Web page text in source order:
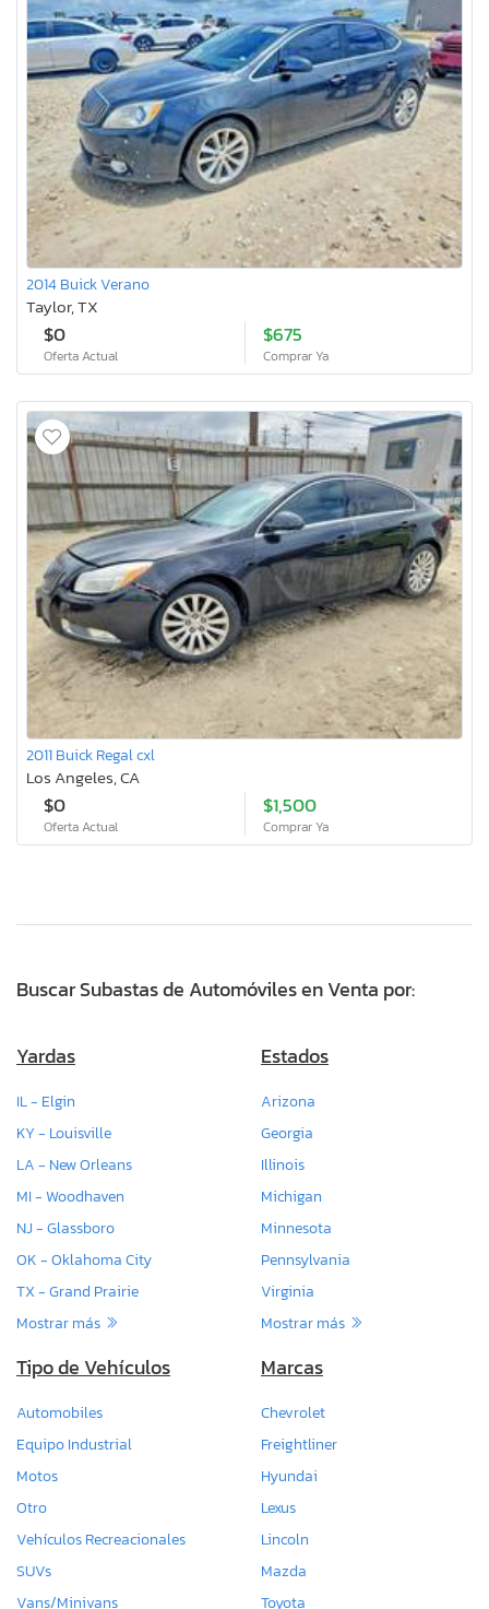
2014 Buick Verano
Taylor, TX
$0
Oferta Actual
$675
Comprar Ya
2011 Buick Regal cxl
Los Angeles, CA
$0
Oferta Actual
$1,500
Comprar Ya
Buscar Subastas de Automóviles en Venta por:
Yardas
IL - Elgin
KY - Louisville
LA - New Orleans
MI - Woodhaven
NJ - Glassboro
OK - Oklahoma City
TX - Grand Prairie
Mostrar más
Estados
Arizona
Georgia
Illinois
Michigan
Minnesota
Pennsylvania
Virginia
Mostrar más
Tipo de Vehículos
Automobiles
Equipo Industrial
Motos
Otro
Vehículos Recreacionales
SUVs
Vans/Minivans
Marcas
Chevrolet
Freightliner
Hyundai
Lexus
Lincoln
Mazda
Toyota